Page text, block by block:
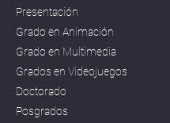
Presentación
Grado en Animación
Grado en Multimedia
Grados en Videojuegos
Doctorado
Posgrados